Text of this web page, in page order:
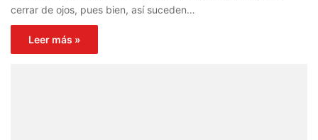
cerrar de ojos, pues bien, así suceden…
Leer más »